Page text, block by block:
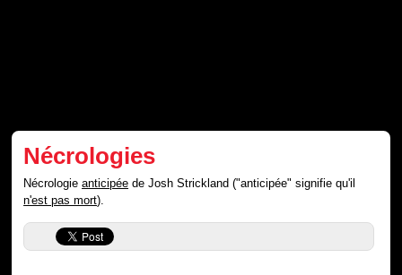
Nécrologies
Nécrologieanticipée de Josh Strickland ("anticipée" signifie qu'il
n'est pas mort).